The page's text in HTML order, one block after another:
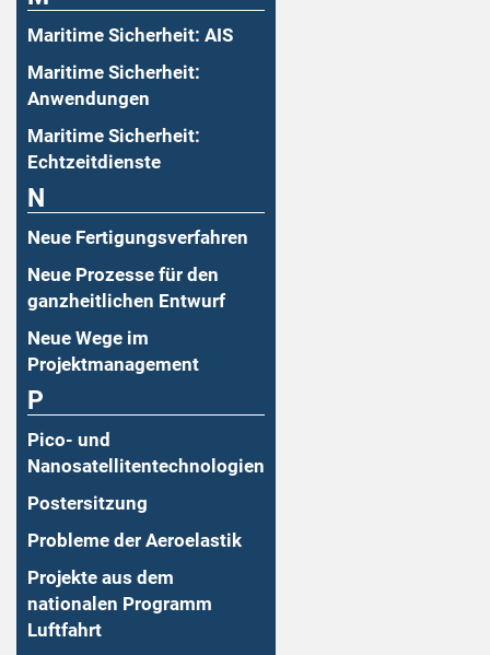
Maritime Sicherheit: AIS
Maritime Sicherheit:
Anwendungen
Maritime Sicherheit:
Echtzeitdienste
N
Neue Fertigungsverfahren
Neue Prozesse für den
ganzheitlichen Entwurf
Neue Wege im
Projektmanagement
P
Pico- und
Nanosatellitentechnologien
Postersitzung
Probleme der Aeroelastik
Projekte aus dem
nationalen Programm
Luftfahrt